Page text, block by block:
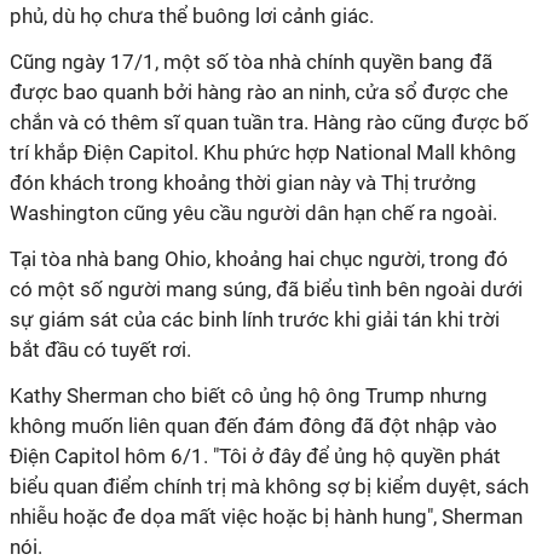
phủ, dù họ chưa thể buông lơi cảnh giác.
Cũng ngày 17/1, một số tòa nhà chính quyền bang đã
được bao quanh bởi hàng rào an ninh, cửa sổ được che
chắn và có thêm sĩ quan tuần tra. Hàng rào cũng được bố
trí khắp Điện Capitol. Khu phức hợp National Mall không
đón khách trong khoảng thời gian này và Thị trưởng
Washington cũng yêu cầu người dân hạn chế ra ngoài.
Tại tòa nhà bang Ohio, khoảng hai chục người, trong đó
có một số người mang súng, đã biểu tình bên ngoài dưới
sự giám sát của các binh lính trước khi giải tán khi trời
bắt đầu có tuyết rơi.
Kathy Sherman cho biết cô ủng hộ ông Trump nhưng
không muốn liên quan đến đám đông đã đột nhập vào
Điện Capitol hôm 6/1. "Tôi ở đây để ủng hộ quyền phát
biểu quan điểm chính trị mà không sợ bị kiểm duyệt, sách
nhiễu hoặc đe dọa mất việc hoặc bị hành hung", Sherman
nói.